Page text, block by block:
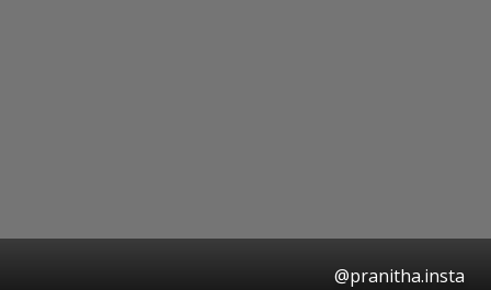
@pranitha.insta